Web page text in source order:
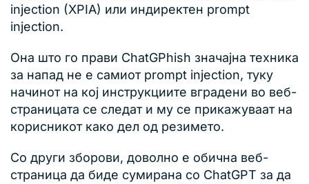
injection (XPIA) или индиректен prompt
injection.
Она што го прави ChatGPhish значајна техника
за напад не е самиот prompt injection, туку
начинот на кој инструкциите вградени во веб-
страницата се следат и му се прикажуваат на
корисникот како дел од резимето.
Со други зборови, доволно е обична веб-
страница да биде сумирана со ChatGPT за да